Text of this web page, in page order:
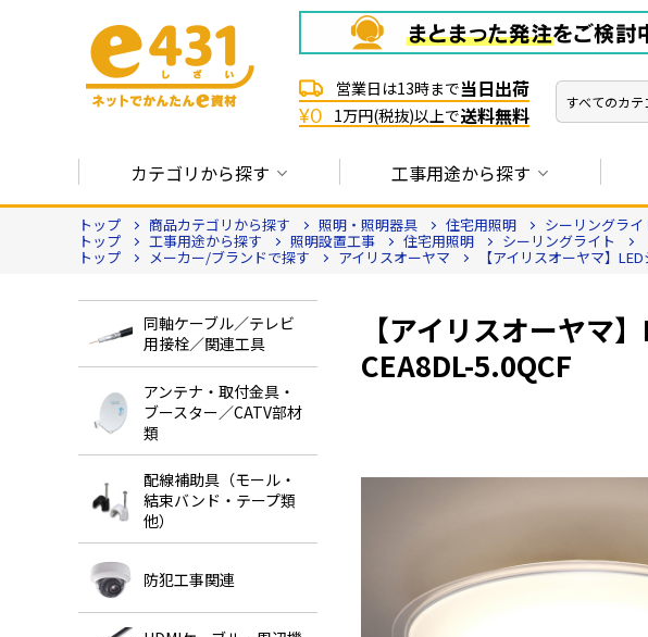
営業日は13時まで当日出荷
¥0 1万円(税抜)以上で送料無料
カテゴリから探す 工事用途から探す
トップ 商品カテゴリから探す 照明・照明器具 住宅用照明 シーリングライ
トップ 工事用途から探す 照明設置工事 住宅用照明 シーリングライト
トップ メーカー/ブランドで探す アイリスオーヤマ 【アイリスオーヤマ】
同軸ケーブル／テレビ
用接栓／関連工具
アンテナ・取付金具・
ブースター／CATV部材
類
配線補助具（モール・
結束バンド・テープ類
他）
防犯工事関連
【アイリスオーヤマ
CEA8DL-5.0QCF